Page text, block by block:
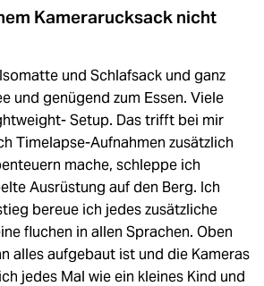
Kamerarucksack nicht
und Schlafsack und ganz
und genügend zum Essen. Viele
Setup. Das trifft bei mir
Timelapse-Aufnahmen zusätzlich
mache, schleppe ich
Ausrüstung auf den Berg. Ich
bereue ich jedes zusätzliche
fluchen in allen Sprachen. Oben
alles aufgebaut ist und die Kameras
jedes Mal wie ein kleines Kind und